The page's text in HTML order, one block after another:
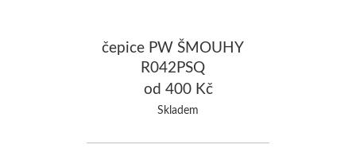
čepice PW ŠMOUHY
R042PSQ
od 400 Kč
Skladem